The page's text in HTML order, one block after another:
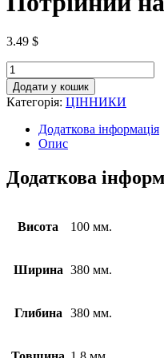
3.49 $
Додати у кошик
Категорія: ЦІННИКИ
Додаткова інформація
Опис
Додаткова
Висота 100 мм.
Ширина 380 мм.
Глибина 380 мм.